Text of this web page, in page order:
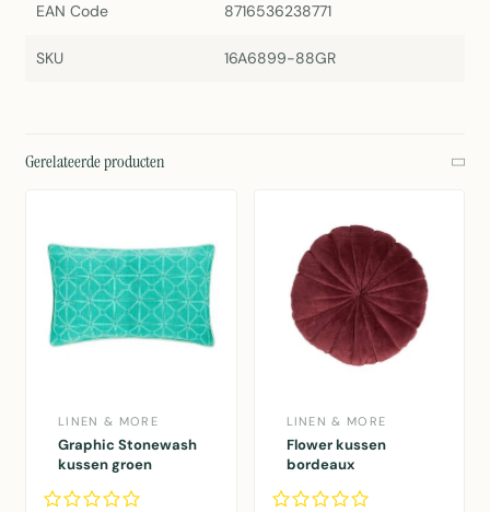
EAN Code 8716536238771
SKU 16A6899-88GR
Gerelateerde producten
LINEN & MORE
Graphic Stonewash
kussen groen
LINEN & MORE
Flower kussen
bordeaux